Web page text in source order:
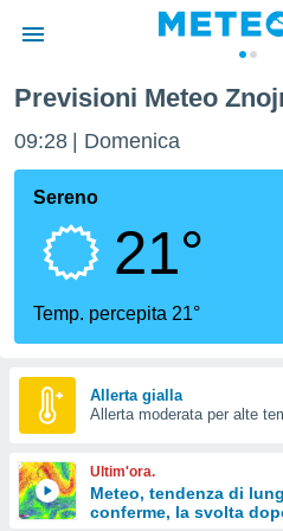
di
per
le
di
Web
le
Previsioni Meteo
09:28 Domenica
Sereno
21°
Temp. percepita 21°
Allerta gialla
Allerta moderata per alte
Ultim'ora.
Meteo, tendenza di
conferme, la svolta